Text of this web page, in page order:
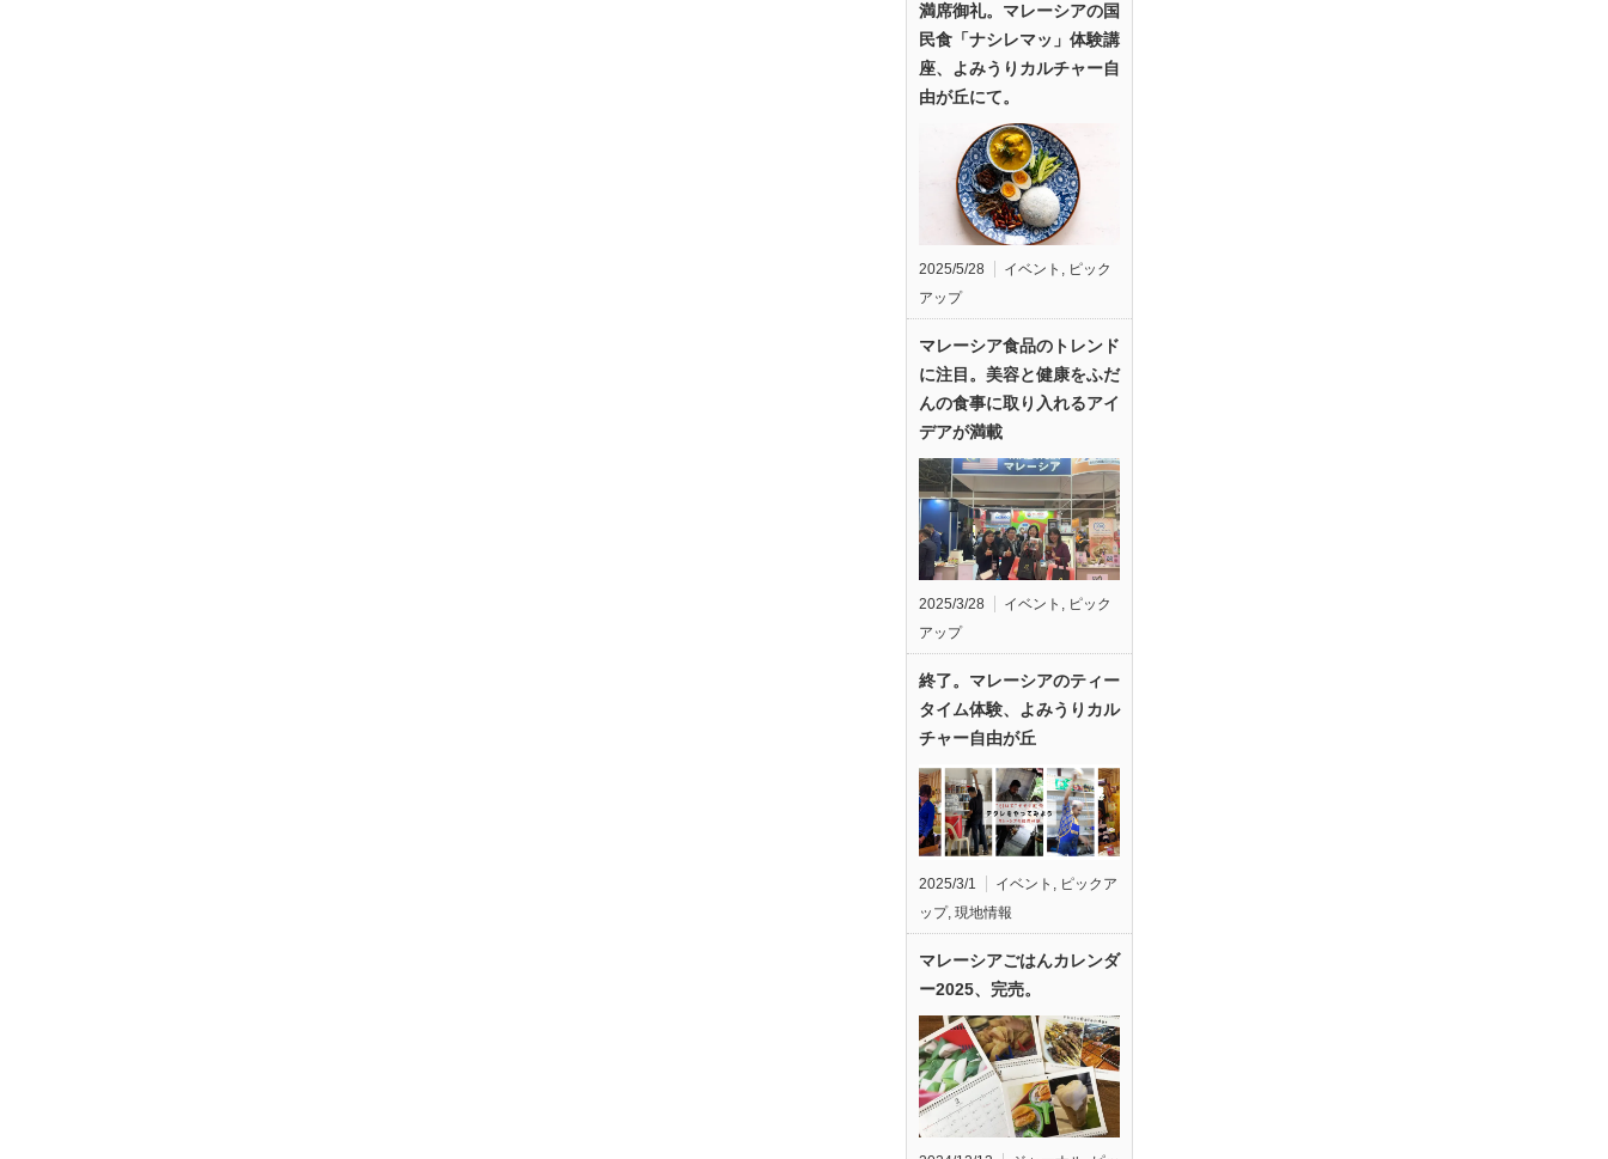
満席御礼。マレーシアの国
民食「ナシレマッ」体験講
座、よみうりカルチャー自
由が丘にて。
2025/5/28 イベント , ピック
アップ
マレーシア食品のトレンド
に注目。美容と健康をふだ
んの食事に取り入れるアイ
デアが満載
2025/3/28 イベント
ピック
アップ
終了。マレーシアのティー
タイム体験、よみうりカル
チャー自由が丘
2025/3/1 イベント , ピックア
ップ, 現地情報
マレーシアごはんカレンダ
ー2025、完売。